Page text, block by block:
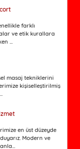
farklı
ve etik kurallara
...
masaj tekniklerini
kişiselleştirilmiş
en üst düzeyde
Modern ve